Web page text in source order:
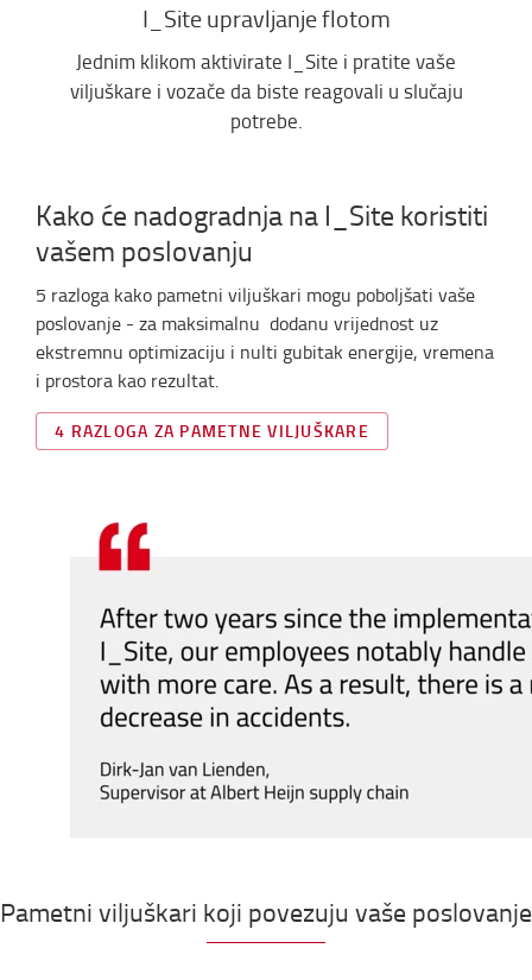
I_Site upravljanje flotom
Jednim klikom aktivirate I_Site i pratite vaše
viljuškare i vozače da biste reagovali u slučaju
potrebe.
Kako će nadogradnja na I_Site koristiti
vašem poslovanju
5 razloga kako pametni viljuškari mogu poboljšati vaše
poslovanje - za maksimalnu dodanu vrijednost uz
ekstremnu optimizaciju i nulti gubitak energije, vremena
i prostora kao rezultat.
4 RAZLOGA ZA PAMETNE VILJUŠKARE
Pametni viljuškari koji povezuju vaše poslovanje